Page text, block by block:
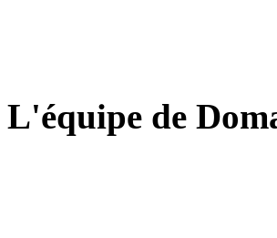
L'équipe de